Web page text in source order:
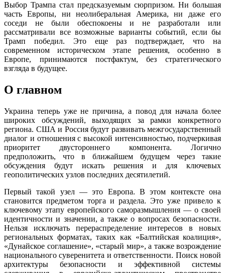
Выбор Трампа стал предсказуемым сюрпризом. Ни большая
часть Европы, ни неолиберальная Америка, ни даже его
соседи не были обеспокоены и не разработали или
рассматривали все возможные варианты событий, если бы
Трамп победил. Это еще раз подтверждает, что на
современном историческом этапе решения, особенно в
Европе, принимаются постфактум, без стратегического
взгляда в будущее.
О главном
Украина теперь уже не причина, а повод для начала более
широких обсуждений, выходящих за рамки конкретного
региона. США и Россия будут развивать межгосударственный
диалог и отношения с высокой интенсивностью, подчеркивая
приоритет двустороннего компонента. Логично
предположить, что в ближайшем будущем через такие
обсуждения будут искать решения и для ключевых
геополитических узлов последних десятилетий.
Первый такой узел — это Европа. В этом контексте она
становится предметом торга и раздела. Это уже привело к
ключевому этапу европейского саморазмышления — о своей
идентичности и значении, а также о вопросах безопасности.
Нельзя исключать перераспределение интересов в новых
региональных форматах, таких как «Балтийская коалиция»,
«Дунайское соглашение», «старый мир», а также возрождение
национального суверенитета и ответственности. Поиск новой
архитектуры безопасности и эффективной системы